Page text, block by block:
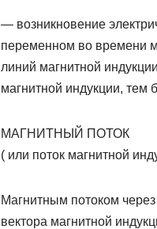
— возникновение
переменном во времени
линий магнитной
магнитной индукции, тем
МАГНИТНЫЙ ПОТОК
( или поток магнитной
Магнитным потоком
вектора магнитной